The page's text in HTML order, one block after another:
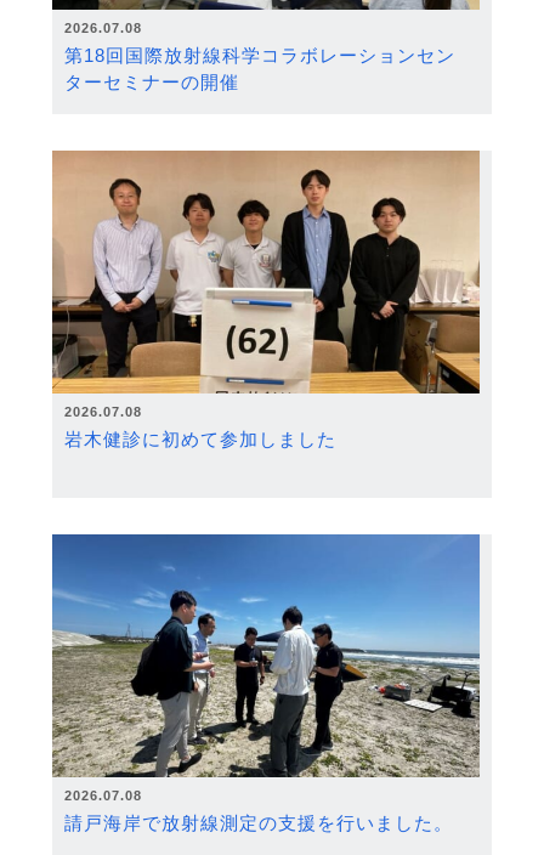
2026.07.08
第18回国際放射線科学コラボレーションセン
ターセミナーの開催
2026.07.08
岩木健診に初めて参加しました
2026.07.08
請戸海岸で放射線測定の支援を行いました。